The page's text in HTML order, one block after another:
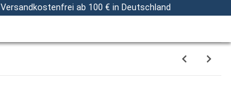
Versandkostenfrei ab 100 € in Deutschland
Gutscheine Verpackungsservice